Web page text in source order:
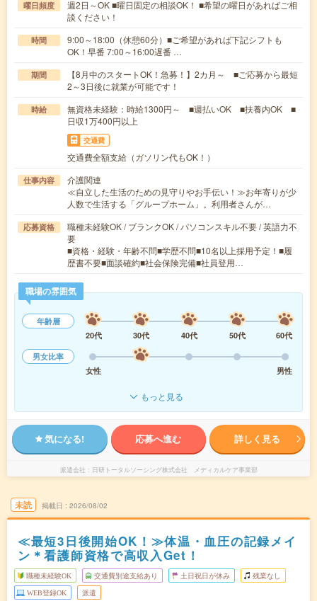
曜日頻度
週2日～OK ■曜日固定の相談OK！ ■希望の曜日があればご相
談ください！
時間
9:00～18:00（休憩60分）■ご希望があれば下記シフトも
OK！早番 7:00～16:00遅番 …
期間
【8月中のスタートOK！急募！】2カ月～ ■ご応募から最短
2～3日後に就業が可能です！
時給
無資格未経験：時給1300円～ ■週払いOK ■扶養内OK ■
日収1万400円以上
交通費
交通費全額支給（ガソリン代もOK！）
仕事内容
介護関連
≪自立した生活のための見守りやお手伝い！≫お年寄りが少
人数で生活する「グループホーム」。利用者さんが…
応募資格
職種未経験OK / ブランクOK / パソコンスキル不要 / 英語力不
要
■資格・経験・年齢不問■学歴不問■10名以上採用予定！■履
歴書不要■面談確約■社会保険完備■社員登用…
職場の雰囲気
年齢層
20代
30代 40代 50代
60代
男女比率
女性
男性
もっと見る
気になる! 応募へ進む 詳しく見る
派遣会社 日研トータルソーシング株式会社 メディカルケア事業部
未読 掲載日 2026/08/02
≪最短3日後開始OK！≫体温・血圧の記録メイ
ン＊看護師資格で高収入Get！
職種未経験OK 交通費別途支給あり 土日祝日が休み 残業なし
WEB登録OK 派遣